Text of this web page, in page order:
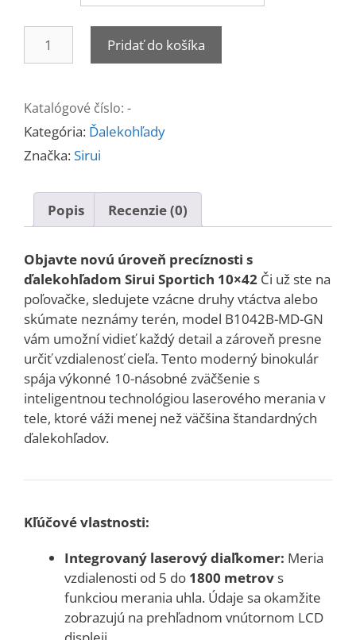
Sirui
s
laserovým
diaľkomerom
Pridať do košíka
Katalógové číslo: -
Kategória: Ďalekohľady
Značka:Sirui
Popis Recenzie (0)
Objavte novú úroveň precíznosti s
ďalekohľadom Sirui Sportich 10×42 Či už ste na
poľovačke, sledujete vzácne druhy vtáctva alebo
skúmate neznámy terén, model B1042B-MD-GN
vám umožní vidieť každý detail a zároveň presne
určiť vzdialenosť cieľa.Tento moderný binokulár
spája výkonné 10-násobné zväčšenie s
inteligentnou technológiou laserového merania v
tele, ktoré váži menej než väčšina štandardných
ďalekohľadov.
Kľúčové vlastnosti:
Integrovaný laserový diaľkomer: Meria
vzdialenosti od 5 do 1800 metrov s
funkciou merania uhla. Údaje sa okamžite
zobrazujú na prehľadnom vnútornom LCD